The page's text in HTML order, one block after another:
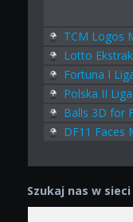
TCM Logos
Lotto
Fortuna I
Polska II
Balls 3D for
DF11 Faces
Szukaj nas w sieci